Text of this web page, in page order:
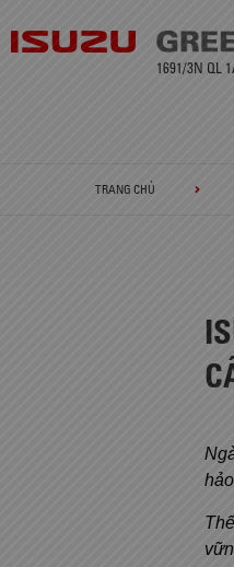
1691/3N QL
TRANG CHỦ